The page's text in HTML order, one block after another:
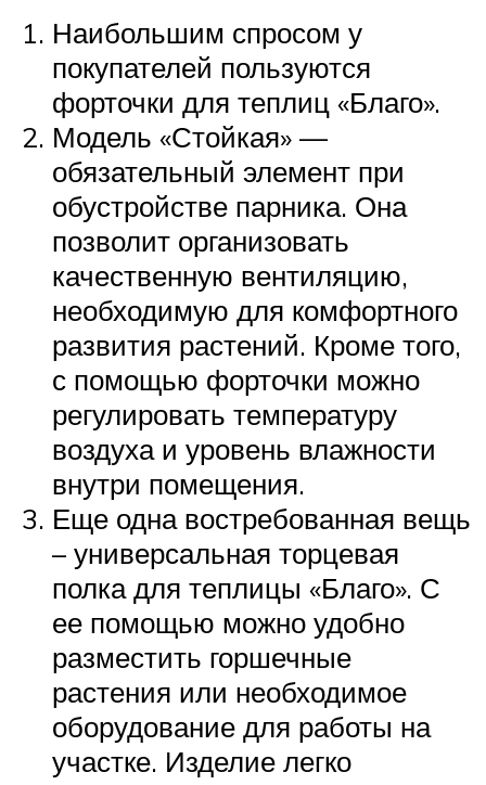
Наибольшим спросом у
покупателей пользуются
форточки для теплиц «Благо».
Модель «Стойкая» —
обязательный элемент при
обустройстве парника. Она
позволит организовать
качественную вентиляцию,
необходимую для комфортного
развития растений. Кроме того,
с помощью форточки можно
регулировать температуру
воздуха и уровень влажности
внутри помещения.
Еще одна востребованная вещь
– универсальная торцевая
полка для теплицы «Благо». С
ее помощью можно удобно
разместить горшечные
растения или необходимое
оборудование для работы на
участке. Изделие легко